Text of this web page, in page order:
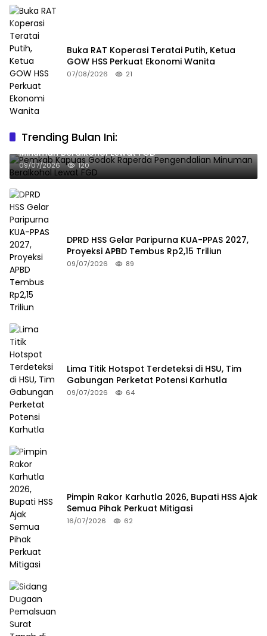
Buka RAT Koperasi Teratai Putih, Ketua
GOW HSS Perkuat Ekonomi Wanita
07/08/2026 21
Trending Bulan Ini:
Pemkab Kapuas Godok Raperda Pengendalian
Minuman Beralkohol Lewat FGD
09/07/2026 120
DPRD HSS Gelar Paripurna KUA-PPAS 2027,
Proyeksi APBD Tembus Rp2,15 Triliun
09/07/2026 89
Lima Titik Hotspot Terdeteksi di HSU, Tim
Gabungan Perketat Potensi Karhutla
09/07/2026 64
Pimpin Rakor Karhutla 2026, Bupati HSS Ajak
Semua Pihak Perkuat Mitigasi
16/07/2026 62